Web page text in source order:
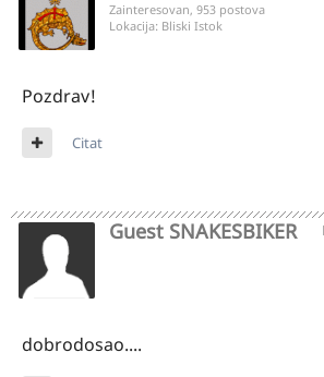
Zainteresovan, 953 postova
Lokacija: Bliski Istok
Pozdrav!
Citat
Guest SNAKESBIKER
dobrodosao....